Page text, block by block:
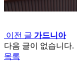
이전 글 가드니아
다음 글이 없습니다.
목록